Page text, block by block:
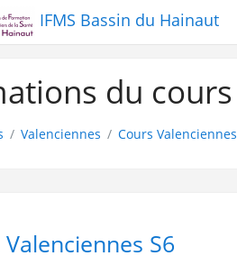
IFMS Bassin du Hainaut
du cours
Valenciennes Cours Valenciennes
S6